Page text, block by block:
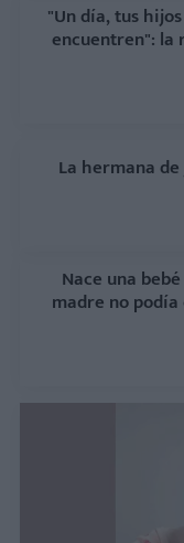
"Un día, tus
encuentren": la
La hermana
Nace una
madre no